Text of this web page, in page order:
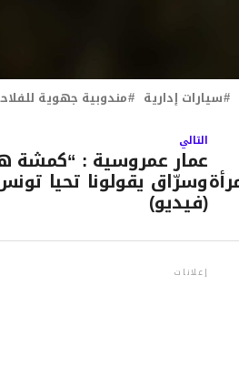
سيارات إدارية مندوبية جهوية
التالي
عمار عمروسية : “كمشة
وسرّاق يقولونا تحيا
(فيديو)
إعلانات